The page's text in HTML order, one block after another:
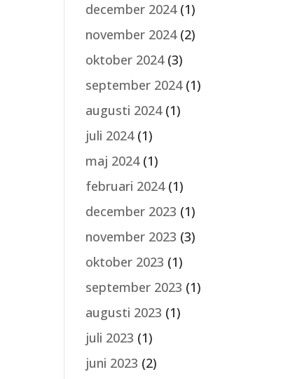
december 2024(1)
november 2024(2)
oktober 2024(3)
september 2024(1)
augusti 2024(1)
juli 2024(1)
maj 2024(1)
februari 2024(1)
december 2023 (1)
november 2023 (3)
oktober 2023 (1)
september 2023 (1)
augusti 2023 (1)
juli 2023 (1)
juni 2023 (2)